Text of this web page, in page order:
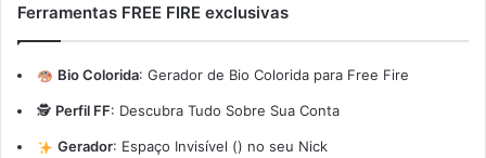
Ferramentas FREE FIRE exclusivas
Bio Colorida: Gerador de Bio Colorida para Free Fire
🕵️ Perfil FF: Descubra Tudo Sobre Sua Conta
Gerador: Espaço Invisível (ㅤ) no seu Nick